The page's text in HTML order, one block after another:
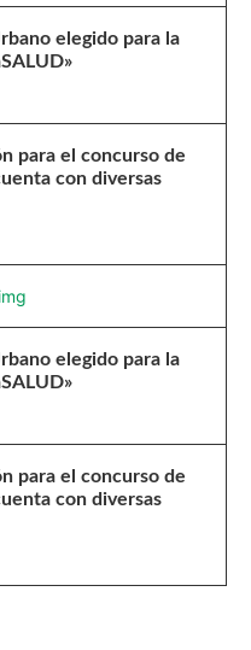
elegido para la
para el concurso de
con diversas
elegido para la
para el concurso de
con diversas